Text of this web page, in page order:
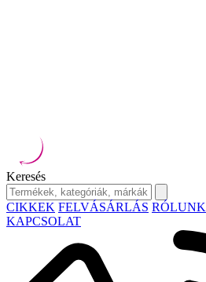
Keresés
CIKKEK FELVÁSÁRLÁS RÓLUNK
KAPCSOLAT